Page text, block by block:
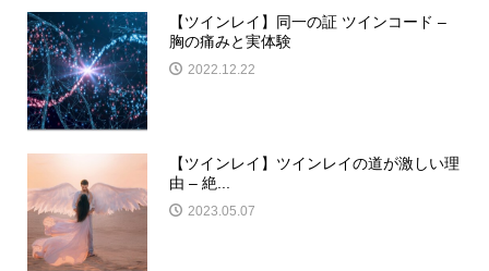
【ツインレイ】同一の証 ツインコード –
胸の痛みと実体験
2022.12.22
【ツインレイ】ツインレイの道が激しい理
由 – 絶...
2023.05.07